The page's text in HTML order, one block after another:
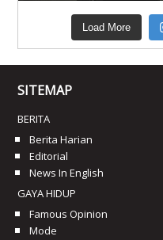
Load More
SITEMAP
BERITA
Berita Harian
Editorial
News In English
GAYA HIDUP
Famous Opinion
Mode